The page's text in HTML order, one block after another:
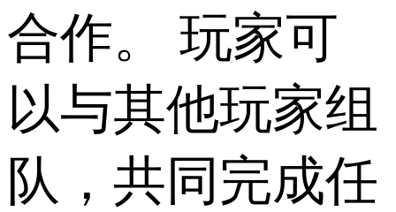
合作。 玩家可
以与其他玩家组
队，共同完成任